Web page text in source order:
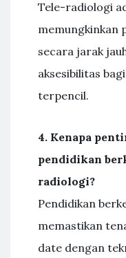
Tele-radiologi
memungkinkan
secara jarak
aksesibilitas
terpencil.
4. Kenapa
pendidikan
radiologi?
Pendidikan
memastikan
date dengan